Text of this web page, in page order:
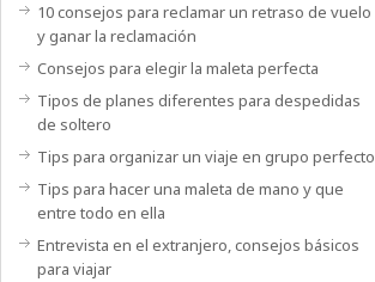
10 consejos para reclamar un retraso de vuelo
y ganar la reclamación
Consejos para elegir la maleta perfecta
Tipos de planes diferentes para despedidas
de soltero
Tips para organizar un viaje en grupo perfecto
Tips para hacer una maleta de mano y que
entre todo en ella
Entrevista en el extranjero, consejos básicos
para viajar